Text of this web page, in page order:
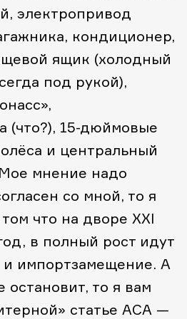
электропривод
кондиционер,
ящик (холодный
под рукой),
(что?), 15-дюймовые
и центральный
мнение надо
со мной, то я
что на дворе XXI
в полный рост идут
и импортзамещение. А
остановит, то я вам
статье АСА —